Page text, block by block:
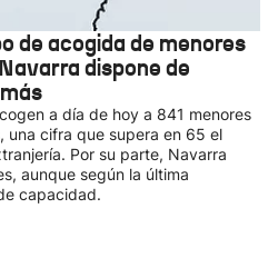
de acogida de menores
dispone de
a día de hoy a 841 menores
una cifra que supera en 65 el
Por su parte, Navarra
aunque según la última
capacidad.